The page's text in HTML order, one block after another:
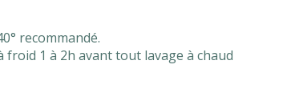
recommandé.
1 à 2h avant tout lavage à chaud